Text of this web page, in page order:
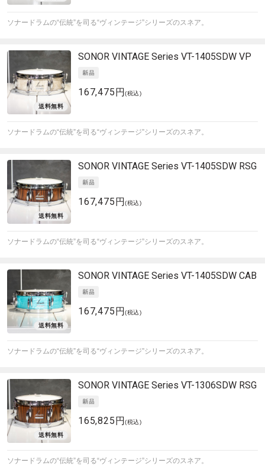
ソナードラムの“伝統”を司る“ヴィンテージ”シリーズのスネア。
SONOR VINTAGE Series VT-1405SDW VP
167,475円(税込)
ソナードラムの“伝統”を司る“ヴィンテージ”シリーズのスネア。
SONOR VINTAGE Series VT-1405SDW RSG
167,475円(税込)
ソナードラムの“伝統”を司る“ヴィンテージ”シリーズのスネア。
SONOR VINTAGE Series VT-1405SDW CAB
167,475円(税込)
ソナードラムの“伝統”を司る“ヴィンテージ”シリーズのスネア。
SONOR VINTAGE Series VT-1306SDW RSG
165,825円(税込)
ソナードラムの“伝統”を司る“ヴィンテージ”シリーズのスネア。